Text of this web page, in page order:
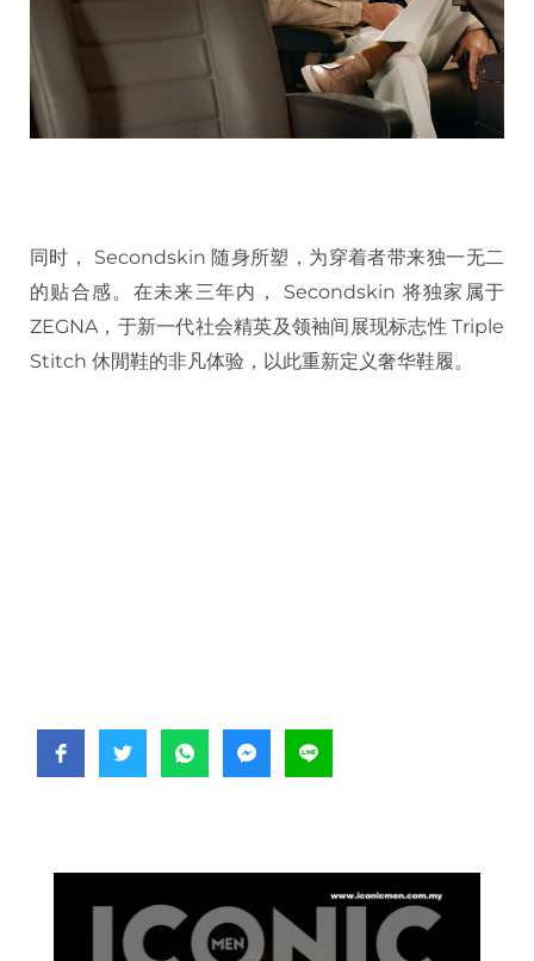
同时， Secondskin 随身所塑，为穿着者带来独一无二
的贴合感。在未来三年内， Secondskin 将独家属于
ZEGNA，于新一代社会精英及领袖间展现标志性 Triple
Stitch 休閒鞋的非凡体验，以此重新定义奢华鞋履。